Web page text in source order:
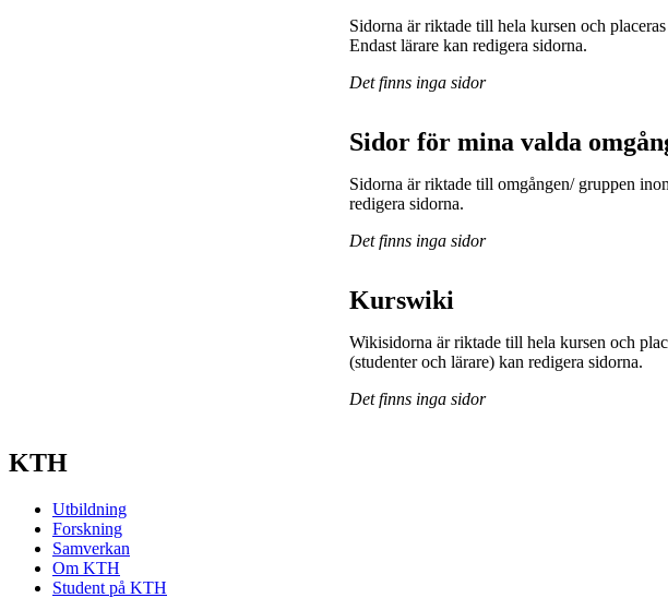
Sidorna är riktade till hela kursen och
Endast lärare kan redigera sidorna.
Det finns inga sidor
Sidor för mina valda
Sidorna är riktade till omgången/ gruppen
redigera sidorna.
Det finns inga sidor
Kurswiki
Wikisidorna är riktade till hela kursen och
(studenter och lärare) kan redigera sidorna.
Det finns inga sidor
KTH
Utbildning
Forskning
Samverkan
Om KTH
Student på KTH